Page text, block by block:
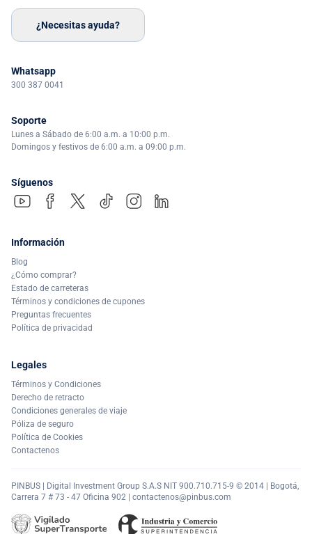
¿Necesitas ayuda?
Whatsapp
300 387 0041
Soporte
Lunes a Sábado de 6:00 a.m. a 10:00 p.m.
Domingos y festivos de 6:00 a.m. a 09:00 p.m.
Síguenos
Información
Blog
¿Cómo comprar?
Estado de carreteras
Términos y condiciones de cupones
Preguntas frecuentes
Política de privacidad
Legales
Términos y Condiciones
Derecho de retracto
Condiciones generales de viaje
Póliza de seguro
Política de Cookies
Contactenos
PINBUS | Digital Investment Group S.A.S NIT 900.710.715-9 © 2014 | Bogotá,
Carrera 7 # 73 - 47 Oficina 902 | contactenos@pinbus.com